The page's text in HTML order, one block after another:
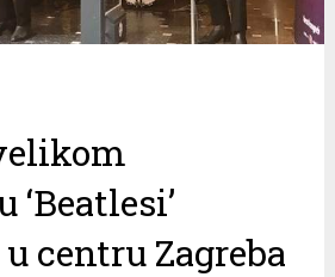
centru Zagreba